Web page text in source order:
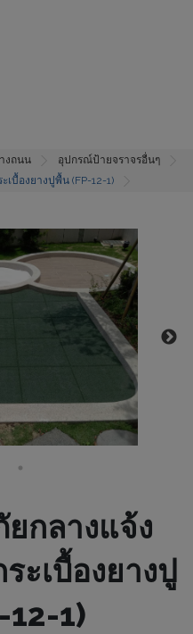
งถนน
อุปกรณ์ป้ายจราจรอื่นๆ
บื้องยางปูพื้น (FP-12-1)
กลางแจ้ง
ะเบื้องยางปู
12-1)